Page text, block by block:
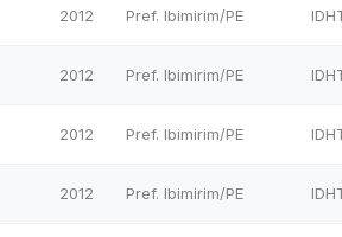
2012 Pref. Ibimirim/PE
2012 Pref. Ibimirim/PE
2012 Pref. Ibimirim/PE
2012 Pref. Ibimirim/PE